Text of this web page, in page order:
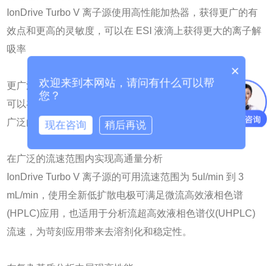
IonDrive Turbo V 离子源使用高性能加热器，获得更广的有
效点和更高的灵敏度，可以在 ESI 液滴上获得更大的离子解
吸率
更广泛的化合物类别覆盖
可以在 APCI 和 ESI 电离模式之间快速切换，有助于实现更
广泛的化合物类别覆盖和简单快速的方法开发
在广泛的流速范围内实现高通量分析
IonDrive Turbo V 离子源的可用流速范围为 5ul/min 到 3
mL/min，使用全新低扩散电极可满足微流高效液相色谱
(HPLC)应用，也适用于分析流超高效液相色谱仪(UHPLC)
流速，为苛刻应用带来去溶剂化和稳定性。
×
欢迎来到本网站，请问有什么可以帮
您？
现在咨询 稍后再说